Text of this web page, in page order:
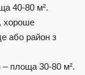
40-80 м².
хороше
або район з
– площа 30-80 м².